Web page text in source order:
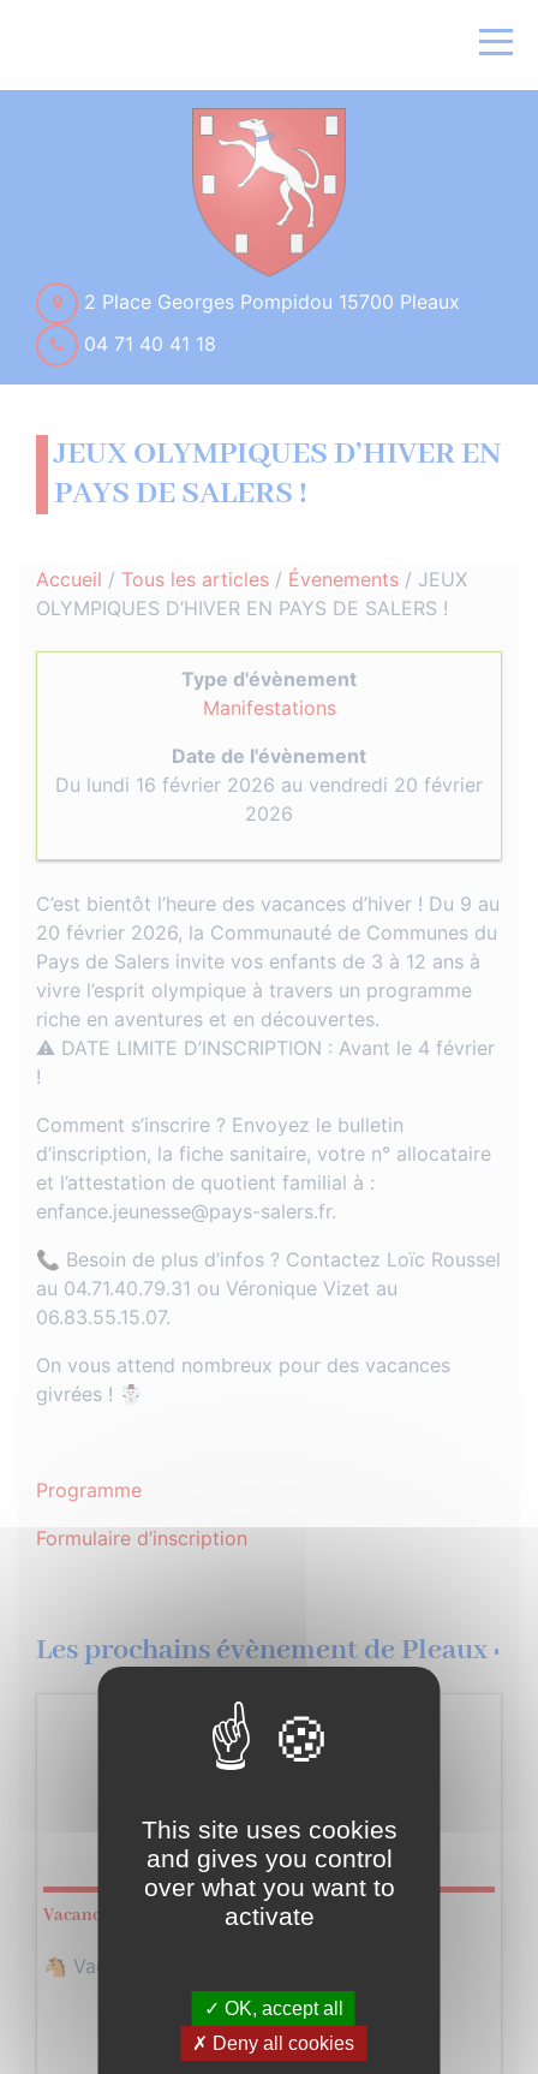
2 Place Georges Pompidou 15700 Pleaux
04 71 40 41 18
JEUX OLYMPIQUES D’HIVER EN
PAYS DE SALERS !
Accueil / Tous les articles / Évenements / JEUX
OLYMPIQUES D’HIVER EN PAYS DE SALERS !
Type d'évènement
Manifestations
Date de l'évènement
Du lundi 16 février 2026 au vendredi 20 février
2026
C’est bientôt l’heure des vacances d’hiver ! Du 9 au
20 février 2026, la Communauté de Communes du
Pays de Salers invite vos enfants de 3 à 12 ans à
vivre l’esprit olympique à travers un programme
riche en aventures et en découvertes.
⚠️ DATE LIMITE D’INSCRIPTION : Avant le 4 février
!
Comment s’inscrire ? Envoyez le bulletin
d’inscription, la fiche sanitaire, votre n° allocataire
et l’attestation de quotient familial à :
enfance.jeunesse@pays-salers.fr.
📞 Besoin de plus d’infos ? Contactez Loïc Roussel
au 04.71.40.79.31 ou Véronique Vizet au
06.83.55.15.07.
On vous attend nombreux pour des vacances
givrées ! ☃️
Programme
Formulaire d’inscription
Les prochains évènement de Pleaux :
Dimanche
08Février
Dimanche
22Février
Vacances d’hiver avec Poney and Co !
🐴 Vacances d'hiver avec Poney and Co…
This site uses cookies
and gives you control
over what you want to
activate
✓ OK, accept all
✗ Deny all cookies